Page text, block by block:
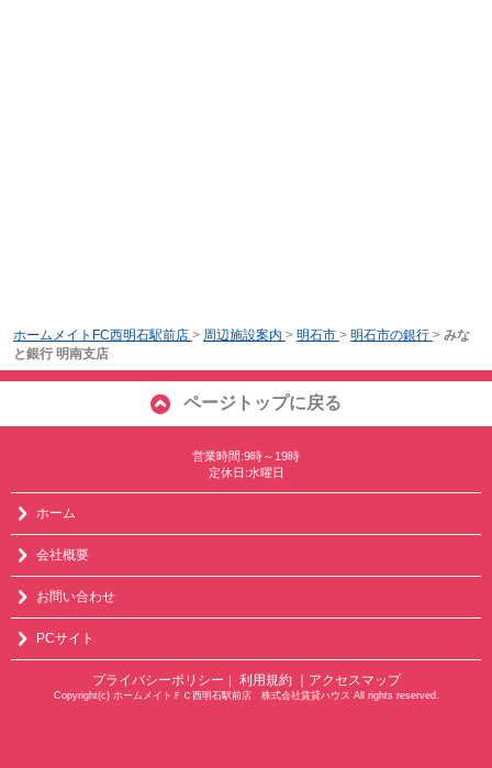
ホームメイトFC西明石駅前店 > 周辺施設案内 > 明石市 > 明石市の銀行 > みな
と銀行 明南支店
ページトップに戻る
営業時間:9時～19時
定休日:水曜日
ホーム
会社概要
お問い合わせ
PCサイト
プライバシーポリシー ｜ 利用規約 ｜アクセスマップ
Copyright(c) ホームメイトＦＣ西明石駅前店 株式会社賃貸ハウス All rights reserved.